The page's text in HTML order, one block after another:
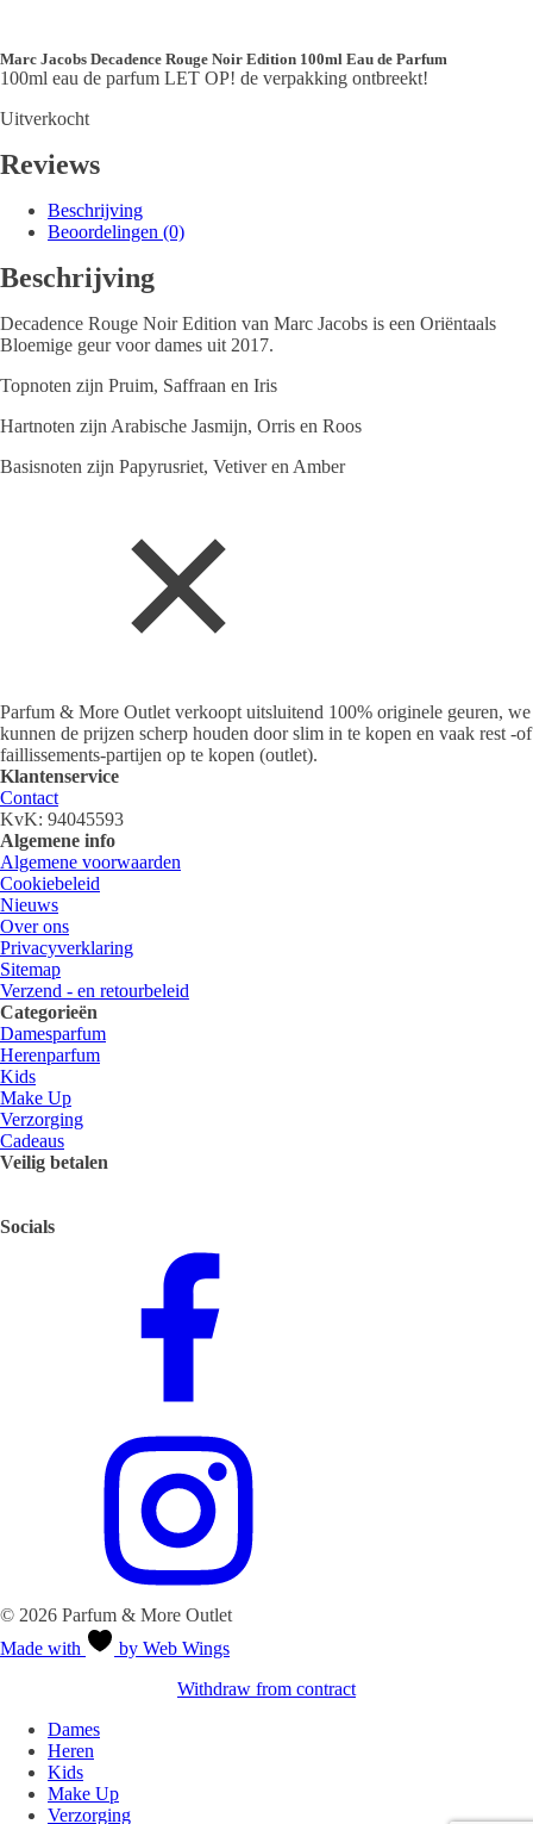
Marc Jacobs Decadence Rouge Noir Edition 100ml Eau de Parfum
100ml eau de parfum LET OP! de verpakking ontbreekt!
Uitverkocht
Reviews
Beschrijving
Beoordelingen (0)
Beschrijving
Decadence Rouge Noir Edition van Marc Jacobs is een Oriëntaals
Bloemige geur voor dames uit 2017.
Topnoten zijn Pruim, Saffraan en Iris
Hartnoten zijn Arabische Jasmijn, Orris en Roos
Basisnoten zijn Papyrusriet, Vetiver en Amber
Parfum & More Outlet verkoopt uitsluitend 100% originele geuren, we
kunnen de prijzen scherp houden door slim in te kopen en vaak rest -of
faillissements-partijen op te kopen (outlet).
Klantenservice
Contact
KvK: 94045593
Algemene info
Algemene voorwaarden
Cookiebeleid
Nieuws
Over ons
Privacyverklaring
Sitemap
Verzend - en retourbeleid
Categorieën
Damesparfum
Herenparfum
Kids
Make Up
Verzorging
Cadeaus
Veilig betalen
Socials
© 2026 Parfum & More Outlet
Made with
by Web Wings
Withdraw from contract
Dames
Heren
Kids
Make Up
Verzorging